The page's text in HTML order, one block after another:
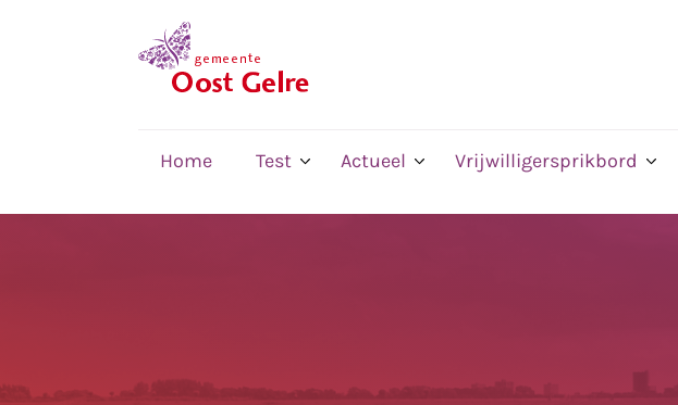
Home Test Actueel Vrijwilligersprikbord